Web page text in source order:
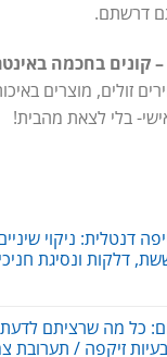
דרשתם.
זולים, מוצרים
בלי לצאת מהבית!
דנטלית: ניקוי
דלקות ונסיגת
כל מה שרציתם לדעת!
בעיות זיקפה / תערובת